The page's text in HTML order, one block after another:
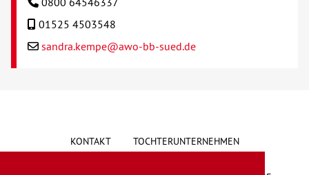
01525 4503548
sandra.kempe@awo-bb-sued.de
KONTAKT TOCHTERUNTERNEHMEN